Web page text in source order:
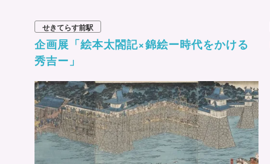
せきてらす前駅
企画展「絵本太閤記×錦絵ー時代をかける
秀吉ー」